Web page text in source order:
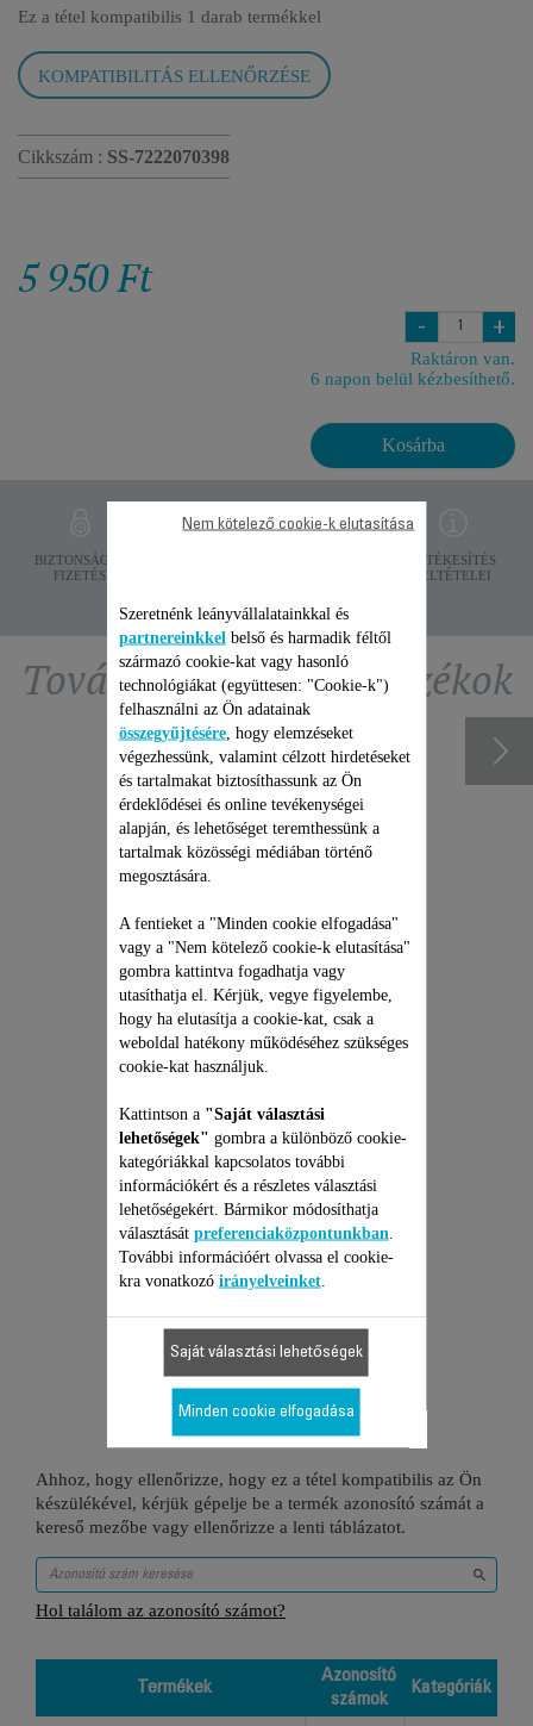
Ez a tétel kompatibilis 1 darab termékkel
KOMPATIBILITÁS ELLENŐRZÉSE
Cikkszám : SS-7222070398
5 950 Ft
- +
Raktáron van.
6 napon belül kézbesíthető.
Kosárba
BIZTONSÁGOS
FIZETÉS
ÉRTÉKESÍTÉS
FELTÉTELEI
További ajánlott tartozékok
ROWENTA ÁLLÓ
PORSZÍVÓ JAVÍTÁSI
CSOMAG
Árajánlat, meglepetések nélkül
garancia!
35 990 Ft
Kosárba
1 Termékekhez
Ahhoz, hogy ellenőrizze, hogy ez a tétel kompatibilis az Ön
készülékével, kérjük gépelje be a termék azonosító számát a
kereső mezőbe vagy ellenőrizze a lenti táblázatot.
Hol találom az azonosító számot?
Termékek
Azonosító
számok
Kategóriák
Szeretnénk leányvállalatainkkal és
partnereinkkel belső és harmadik féltől
származó cookie-kat vagy hasonló
technológiákat (együttesen: "Cookie-k")
felhasználni az Ön adatainak
összegyűjtésére, hogy elemzéseket
végezhessünk, valamint célzott hirdetéseket
és tartalmakat biztosíthassunk az Ön
érdeklődései és online tevékenységei
alapján, és lehetőséget teremthessünk a
tartalmak közösségi médiában történő
megosztására.
A fentieket a "Minden cookie elfogadása"
vagy a "Nem kötelező cookie-k elutasítása"
gombra kattintva fogadhatja vagy
utasíthatja el. Kérjük, vegye figyelembe,
hogy ha elutasítja a cookie-kat, csak a
weboldal hatékony működéséhez szükséges
cookie-kat használjuk.
Kattintson a "Saját választási
lehetőségek" gombra a különböző cookie-
kategóriákkal kapcsolatos további
információkért és a részletes választási
lehetőségekért. Bármikor módosíthatja
választását preferenciaközpontunkban
További információért olvassa el cookie-
kra vonatkozó irányelveinket.
Nem kötelező cookie-k elutasítása
Saját választási lehetőségek
Minden cookie elfogadása